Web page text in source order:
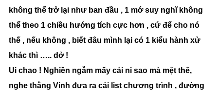
không thể trở lại như ban đầu , 1 mớ suy nghĩ không
thể theo 1 chiều hướng tích cực hơn , cứ để cho nó
thế , nếu không , biết đâu mình lại có 1 kiểu hành xử
khác thì ….. dở !
Ui chao ! Nghiền ngẫm mấy cái ni sao mà mệt thế,
nghe thằng Vinh đưa ra cái list chương trình , đường